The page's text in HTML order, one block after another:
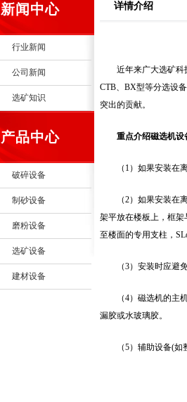
新闻中心
行业新闻
公司新闻
选矿知识
产品中心
破碎设备
制砂设备
磨粉设备
选矿设备
建材设备
详情介绍
近年来广大选矿科
CTB、BX型等分选设
突出的贡献。
重点介绍磁选机设
（1）如果安装在
（2）如果安装
架平放在楼板上，框
至楼面的专用支柱，
（3）安装时应避
（4）磁选机的
漏胶或水玻璃胶。
（5）辅助设备(